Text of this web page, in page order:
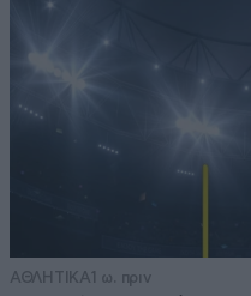
ΑΘΛΗΤΙΚΑ1 ω. πριν